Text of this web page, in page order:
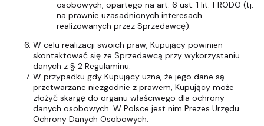
osobowych, opartego na art. 6 ust. 1 lit. f RODO (tj.
na prawnie uzasadnionych interesach
realizowanych przez Sprzedawcę).
W celu realizacji swoich praw, Kupujący powinien
skontaktować się ze Sprzedawcą przy wykorzystaniu
danych z § 2 Regulaminu.
W przypadku gdy Kupujący uzna, że jego dane są
przetwarzane niezgodnie z prawem, Kupujący może
złożyć skargę do organu właściwego dla ochrony
danych osobowych. W Polsce jest nim Prezes Urzędu
Ochrony Danych Osobowych.